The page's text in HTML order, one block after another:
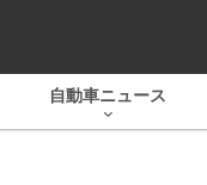
自動車ニュース